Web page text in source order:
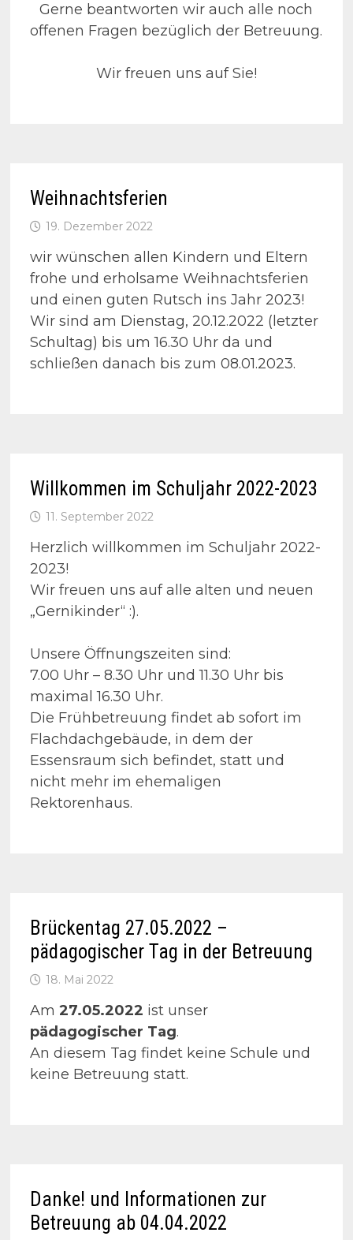
Gerne beantworten wir auch alle noch
offenen Fragen bezüglich der Betreuung.
Wir freuen uns auf Sie!
Weihnachtsferien
19. Dezember 2022
wir wünschen allen Kindern und Eltern
frohe und erholsame Weihnachtsferien
und einen guten Rutsch ins Jahr 2023!
Wir sind am Dienstag, 20.12.2022 (letzter
Schultag) bis um 16.30 Uhr da und
schließen danach bis zum 08.01.2023.
Willkommen im Schuljahr 2022-2023
11. September 2022
Herzlich willkommen im Schuljahr 2022-
2023!
Wir freuen uns auf alle alten und neuen
„Gernikinder“ :).
Unsere Öffnungszeiten sind:
7.00 Uhr – 8.30 Uhr und 11.30 Uhr bis
maximal 16.30 Uhr.
Die Frühbetreuung findet ab sofort im
Flachdachgebäude, in dem der
Essensraum sich befindet, statt und
nicht mehr im ehemaligen
Rektorenhaus.
Brückentag 27.05.2022 –
pädagogischer Tag in der Betreuung
18. Mai 2022
Am27.05.2022 ist unser
pädagogischer Tag.
An diesem Tag findet keine Schule und
keine Betreuung statt.
Danke! und Informationen zur
Betreuung ab 04.04.2022